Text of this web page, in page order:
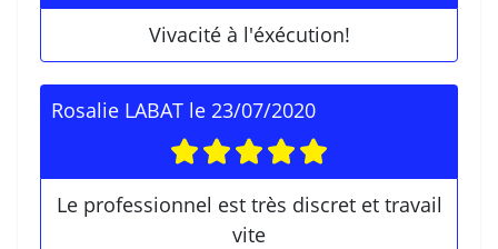
Vivacité à l'éxécution!
Rosalie LABAT le 23/07/2020
Le professionnel est très discret et travail
vite